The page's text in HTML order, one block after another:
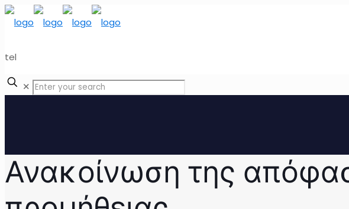
tel
✕
Ανακοίνωση της